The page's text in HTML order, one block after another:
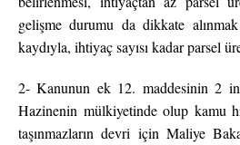
gelişme durumu da dikkate
kaydıyla, ihtiyaç sayısı kadar parsel
2- Kanunun ek 12. maddesinin 2
Hazinenin mülkiyetinde olup kamu
taşınmazların devri için Maliye